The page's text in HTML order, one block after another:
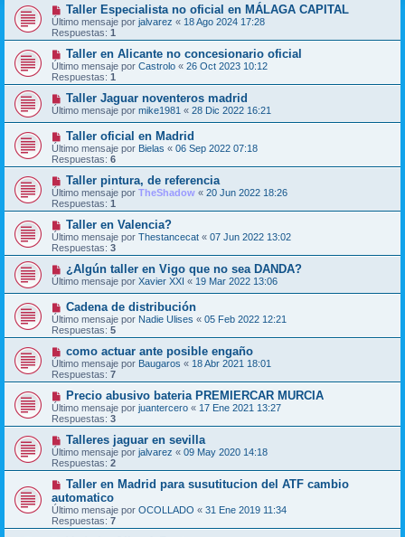
Taller Especialista no oficial en MÁLAGA CAPITAL
Último mensaje por jalvarez « 18 Ago 2024 17:28
Respuestas: 1
Taller en Alicante no concesionario oficial
Último mensaje por Castrolo « 26 Oct 2023 10:12
Respuestas: 1
Taller Jaguar noventeros madrid
Último mensaje por mike1981 « 28 Dic 2022 16:21
Taller oficial en Madrid
Último mensaje por Bielas « 06 Sep 2022 07:18
Respuestas: 6
Taller pintura, de referencia
Último mensaje por TheShadow « 20 Jun 2022 18:26
Respuestas: 1
Taller en Valencia?
Último mensaje por Thestancecat « 07 Jun 2022 13:02
Respuestas: 3
¿Algún taller en Vigo que no sea DANDA?
Último mensaje por Xavier XXI « 19 Mar 2022 13:06
Cadena de distribución
Último mensaje por Nadie Ulises « 05 Feb 2022 12:21
Respuestas: 5
como actuar ante posible engaño
Último mensaje por Baugaros « 18 Abr 2021 18:01
Respuestas: 7
Precio abusivo bateria PREMIERCAR MURCIA
Último mensaje por juantercero « 17 Ene 2021 13:27
Respuestas: 3
Talleres jaguar en sevilla
Último mensaje por jalvarez « 09 May 2020 14:18
Respuestas: 2
Taller en Madrid para susutitucion del ATF cambio
automatico
Último mensaje por OCOLLADO « 31 Ene 2019 11:34
Respuestas: 7